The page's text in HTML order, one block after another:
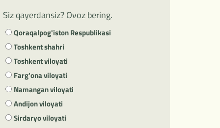
Siz qayerdansiz? Ovoz bering.
Qoraqalpog'iston Respublikasi
Toshkent shahri
Toshkent viloyati
Farg'ona viloyati
Namangan viloyati
Andijon viloyati
Sirdaryo viloyati